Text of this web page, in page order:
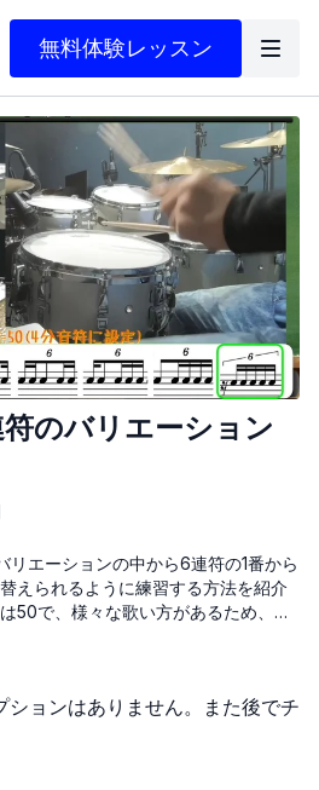
無料体験レッスン
のバリエーション
リエーションの中から6連符の1番から
えられるように練習する方法を紹介
50で、様々な歌い方があるため、曲
られるように、いろいろなスタイル
ションはありません。また後でチ